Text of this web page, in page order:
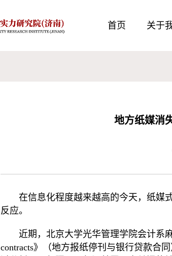
首页 关于
地方纸媒消
在信息化程度越来越高的今天，纸媒
反应。
近期，北京大学光华管理学院会计系
contracts》（地方报纸停刊与银行贷款合